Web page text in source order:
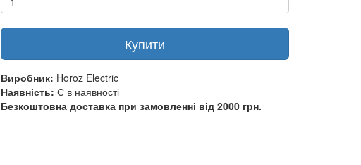
Купити
Виробник: Horoz Electric
Наявність: Є в наявності
Безкоштовна доставка при замовленні від 2000 грн.